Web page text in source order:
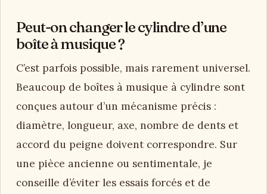
Peut-on changer le cylindre d’une
boîte à musique ?
C’est parfois possible, mais rarement universel.
Beaucoup de boîtes à musique à cylindre sont
conçues autour d’un mécanisme précis :
diamètre, longueur, axe, nombre de dents et
accord du peigne doivent correspondre. Sur
une pièce ancienne ou sentimentale, je
conseille d’éviter les essais forcés et de